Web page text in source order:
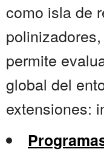
como isla de
permite
global del
extensiones: